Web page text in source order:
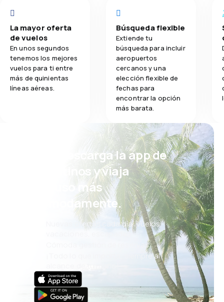
La mayor oferta
de vuelos
En unos segundos
tenemos los mejores
vuelos para ti entre
más de quinientas
líneas aéreas.
Búsqueda flexible
Extiende tu
búsqueda para incluir
aeropuertos
cercanos y una
elección flexible de
fechas para
encontrar la opción
más barata.
¡Eh! Descarga la app de
eDestinos y viaja
incluso más
cómodamente.
Nuevas ofertas cada día: vuelos,
vacaciones, escapadas
Cómoda gestión de reservas
¡Todo lo que importa, siempre al